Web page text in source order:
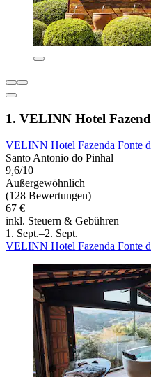
1. VELINN Hotel
VELINN Hotel Fazenda Fonte
Santo Antonio do Pinhal
9,6/10
Außergewöhnlich
(128 Bewertungen)
67 €
inkl. Steuern & Gebühren
1. Sept.–2. Sept.
VELINN Hotel Fazenda Fonte